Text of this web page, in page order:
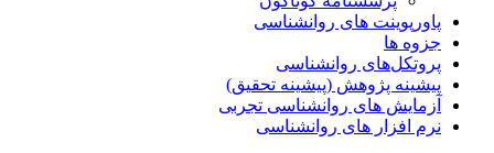
پاورپوینت های روانشناسی
جزوه ها
پروتکل‌های روانشناسی
پیشینه پژوهش (پیشینه تحقیق)
آزمایش های روانشناسی تجربی
نرم افزار های روانشناسی